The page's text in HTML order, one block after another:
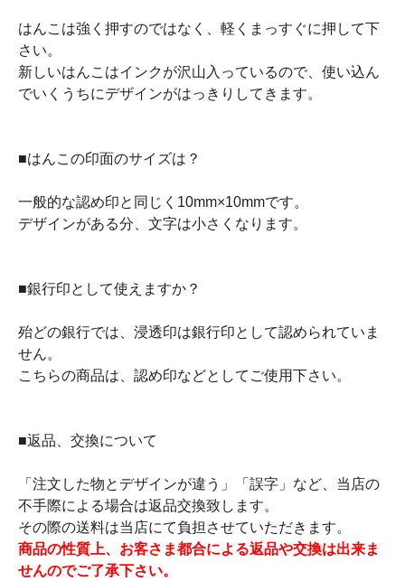
はんこは強く押すのではなく、軽くまっすぐに押して下
さい。
新しいはんこはインクが沢山入っているので、使い込ん
でいくうちにデザインがはっきりしてきます。
■はんこの印面のサイズは？
一般的な認め印と同じく10mm×10mmです。
デザインがある分、文字は小さくなります。
■銀行印として使えますか？
殆どの銀行では、浸透印は銀行印として認められていま
せん。
こちらの商品は、認め印などとしてご使用下さい。
■返品、交換について
「注文した物とデザインが違う」「誤字」など、当店の
不手際による場合は返品交換致します。
その際の送料は当店にて負担させていただきます。
商品の性質上、お客さま都合による返品や交換は出来ま
せんのでご了承下さい。